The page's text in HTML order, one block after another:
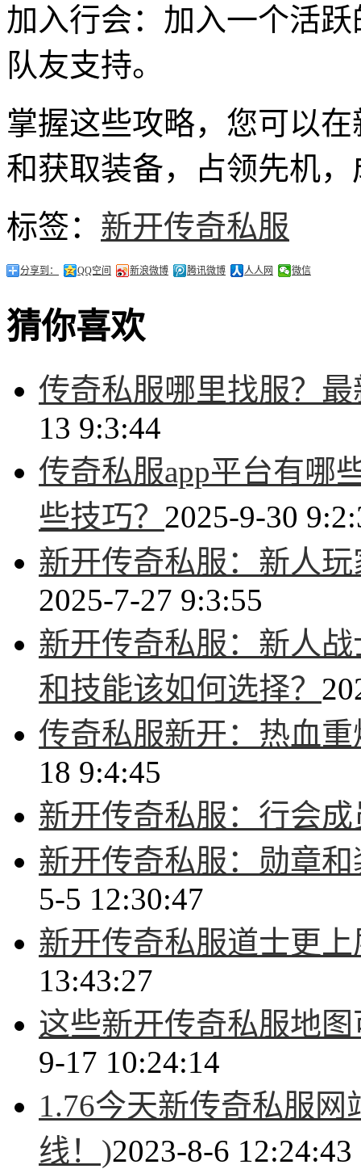
加入行会：加入一个活
队友支持。
掌握这些攻略，您可以
和获取装备，占领先机
标签： 新开传奇私服
分享到： QQ空间 新浪微博 腾讯微博 人人网 微信
猜你喜欢
传奇私服哪里找服？
13 9:3:44
传奇私服app平台有哪
些技巧？ 2025-9-30
新开传奇私服：新人
2025-7-27 9:3:55
新开传奇私服：新人
和技能该如何选择？
传奇私服新开：热血
18 9:4:45
新开传奇私服：行会
新开传奇私服：勋章
5-5 12:30:47
新开传奇私服道士更
13:43:27
这些新开传奇私服地
9-17 10:24:14
1.76今天新传奇私服
线！)2023-8-6 12:24:43